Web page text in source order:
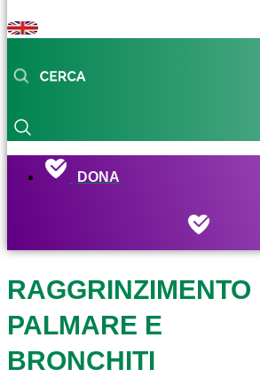
DONA
RAGGRINZIMENTO
PALMARE E
BRONCHITI